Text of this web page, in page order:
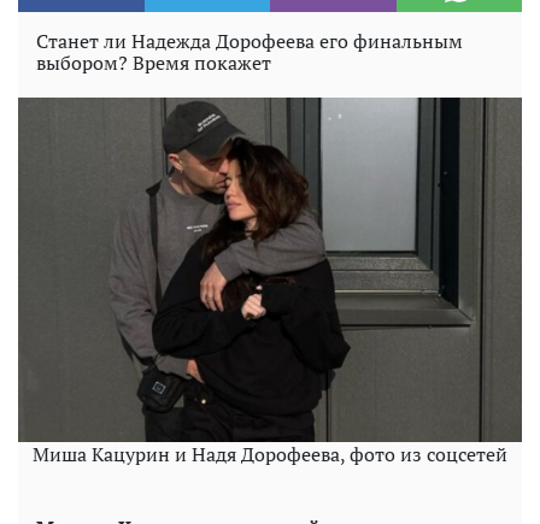
Станет ли Надежда Дорофеева его финальным
выбором? Время покажет
Миша Кацурин и Надя Дорофеева, фото из соцсетей